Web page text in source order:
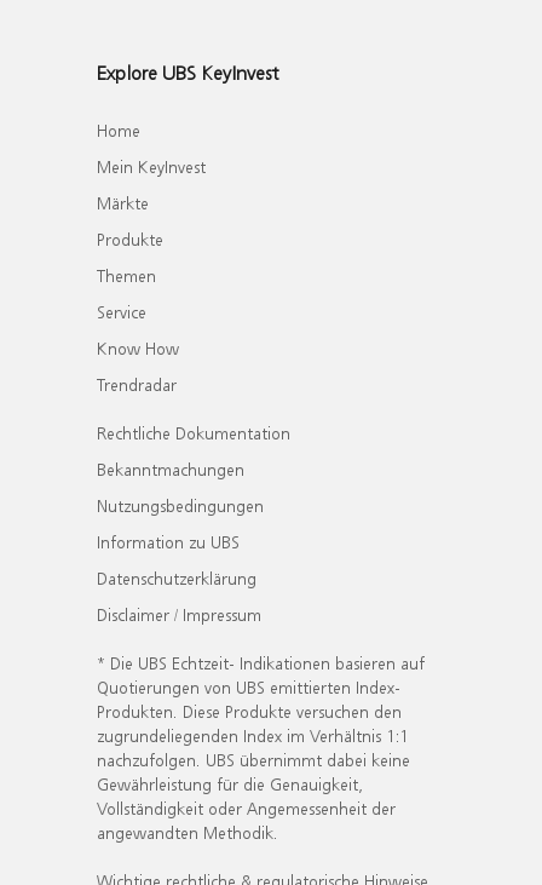
Explore UBS KeyInvest
Home
Mein KeyInvest
Märkte
Produkte
Themen
Service
Know How
Trendradar
Rechtliche Dokumentation
Bekanntmachungen
Nutzungsbedingungen
Information zu UBS
Datenschutzerklärung
Disclaimer / Impressum
* Die UBS Echtzeit- Indikationen basieren auf
Quotierungen von UBS emittierten Index-
Produkten. Diese Produkte versuchen den
zugrundeliegenden Index im Verhältnis 1:1
nachzufolgen. UBS übernimmt dabei keine
Gewährleistung für die Genauigkeit,
Vollständigkeit oder Angemessenheit der
angewandten Methodik.